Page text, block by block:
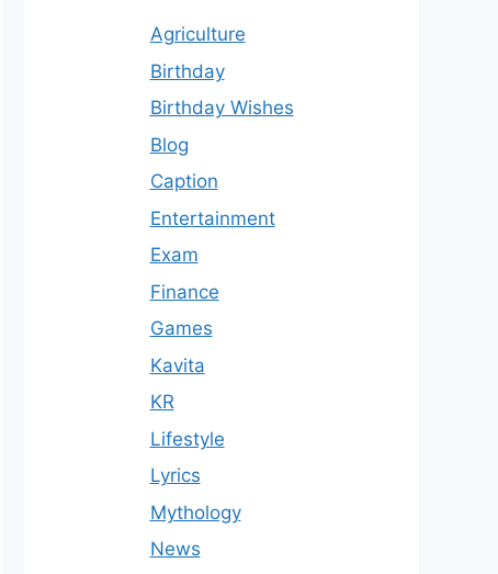
Agriculture
Birthday
Birthday Wishes
Blog
Caption
Entertainment
Exam
Finance
Games
Kavita
KR
Lifestyle
Lyrics
Mythology
News